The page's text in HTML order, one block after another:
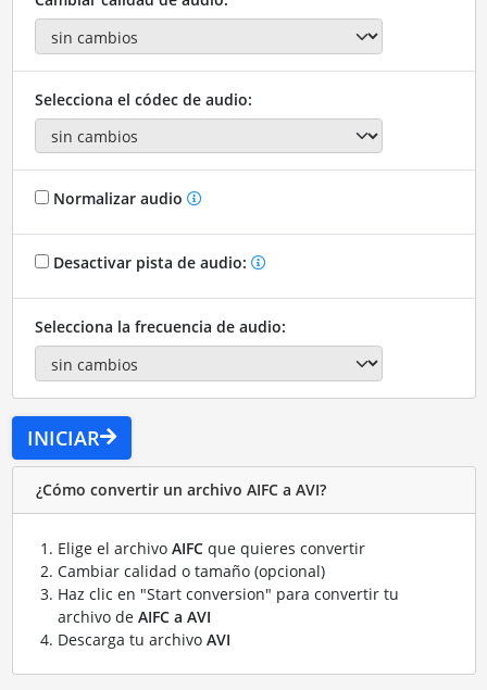
Selecciona el códec de audio:
Normalizar audio
Desactivar pista de audio:
Selecciona la frecuencia de audio:
INICIAR
¿Cómo convertir un archivo AIFC a AVI?
Elige el archivo AIFCque quieres convertir
Cambiar calidad o tamaño (opcional)
Haz clic en "Start conversion" para convertir tu
archivo de AIFC a AVI
Descarga tu archivo AVI